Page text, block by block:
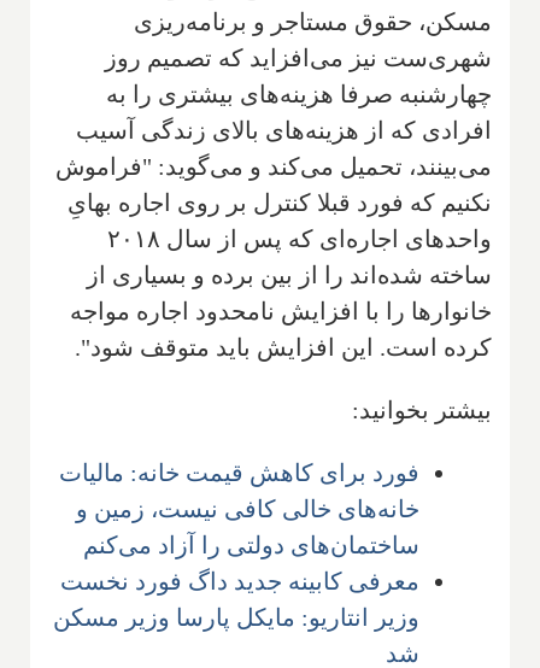
مسکن، حقوق مستاجر و برنامه‌ریزی
شهری‌ست نیز می‌افزاید که تصمیم روز
چهارشنبه صرفا هزینه‌های بیشتری را به
افرادی که از هزینه‌های بالای زندگی آسیب
می‌بینند، تحمیل می‌کند و می‌گوید: "فراموش
نکنیم که فورد قبلا کنترل بر روی اجاره بهایِ
واحدهای اجاره‌ای که پس از سال ۲۰۱۸
ساخته شده‌اند را از بین برده و بسیاری از
خانوارها را با افزایش نامحدود اجاره مواجه
کرده است. این افزایش باید متوقف شود".
بیشتر بخوانید:
فورد برای کاهش قیمت خانه: مالیات
خانه‌های خالی کافی نیست، زمین و
ساختمان‌های دولتی را آزاد می‌کنم
معرفی کابینه جدید داگ فورد نخست
وزیر انتاریو: مایکل پارسا وزیر مسکن
شد